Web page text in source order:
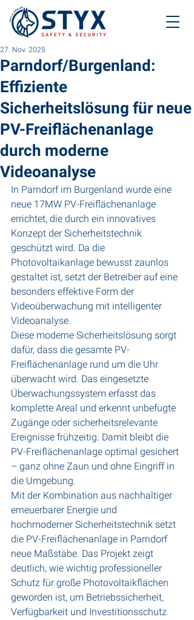
Parndorf/Burgenland:
Effiziente
Sicherheitslösung für neue
PV-Freiflächenanlage
durch moderne
Videoanalyse
27. Nov. 2025
In Parndorf im Burgenland wurde eine
neue 17MW PV-Freiflächenanlage
errichtet, die durch ein innovatives
Konzept der Sicherheitstechnik
geschützt wird. Da die
Photovoltaikanlage bewusst zaunlos
gestaltet ist, setzt der Betreiber auf eine
besonders effektive Form der
Videoüberwachung mit intelligenter
Videoanalyse.
Diese moderne Sicherheitslösung sorgt
dafür, dass die gesamte PV-
Freiflächenanlage rund um die Uhr
überwacht wird. Das eingesetzte
Überwachungssystem erfasst das
komplette Areal und erkennt unbefugte
Zugänge oder sicherheitsrelevante
Ereignisse frühzeitig. Damit bleibt die
PV-Freiflächenanlage optimal gesichert
– ganz ohne Zaun und ohne Eingriff in
die Umgebung.
Mit der Kombination aus nachhaltiger
erneuerbarer Energie und
hochmoderner Sicherheitstechnik setzt
die PV-Freiflächenanlage in Parndorf
neue Maßstäbe. Das Projekt zeigt
deutlich, wie wichtig professioneller
Schutz für große Photovoltaikflächen
geworden ist, um Betriebssicherheit,
Verfügbarkeit und Investitionsschutz